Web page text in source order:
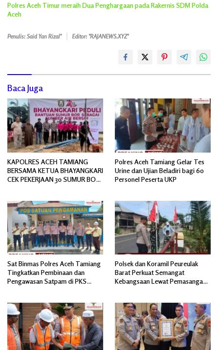
Polres Aceh Timur meraih Dua Penghargaan pada Rakernis SDM Polda
Aceh
Penulis: Said Yan Rizal" Editor: "RAJANEWS.XYZ"
Baca Juga
KAPOLRES ACEH TAMIANG
BERSAMA KETUA BHAYANGKARI
CEK PEKERJAAN 30 SUMUR BOR
Polres Aceh Tamiang Gelar Tes
Urine dan Ujian Beladiri bagi 60
Personel Peserta UKP
Sat Binmas Polres Aceh Tamiang
Tingkatkan Pembinaan dan
Pengawasan Satpam di PKS
Polsek dan Koramil Peureulak
Barat Perkuat Semangat
Kebangsaan Lewat Pemasangan